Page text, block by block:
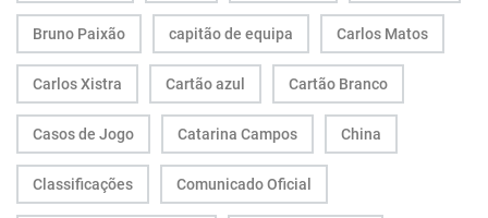
Bruno Paixão capitão de equipa Carlos Matos
Carlos Xistra Cartão azul Cartão Branco
Casos de Jogo Catarina Campos China
Classificações Comunicado Oficial